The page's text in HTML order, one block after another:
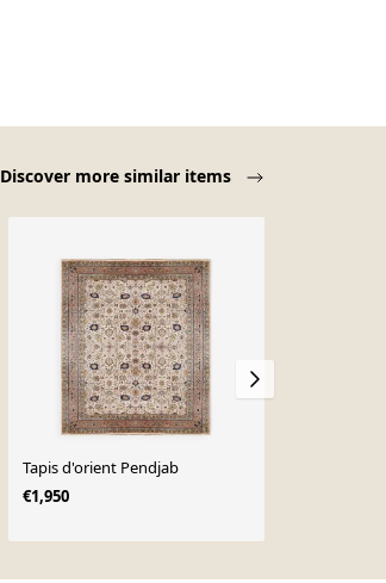
Discover more similar items
Tapis d'orient Pendjab
€1,950